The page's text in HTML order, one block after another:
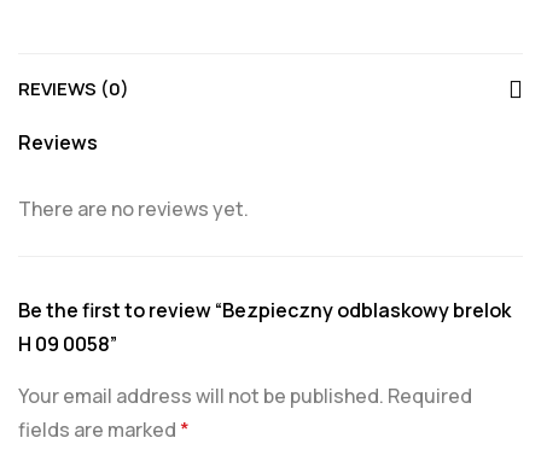
REVIEWS (0)
Reviews
There are no reviews yet.
Be the first to review “Bezpieczny odblaskowy brelok
H 09 0058”
Your email address will not be published. Required
fields are marked *